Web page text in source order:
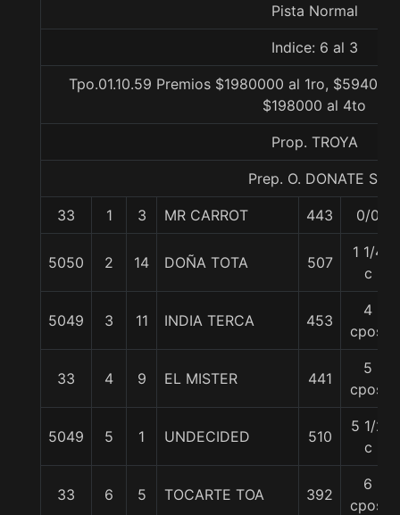
Pista Normal
Indice: 6 al 3
Tpo.01.10.59 Premios $1980000 al 1ro,
$198000 al 4to
Prop. TROYA
Prep. O. DONATE S.
33 1 3 MR CARROT 443 0/0
5050 2 14 DOÑA TOTA 507
1 1/4
c
5049 3 11 INDIA TERCA 453
4
cpos.
33 4 9 EL MISTER 441
5
cpos.
5049 5 1 UNDECIDED 510
5 1/2
c
33 6 5 TOCARTE TOA 392
6
cpos.